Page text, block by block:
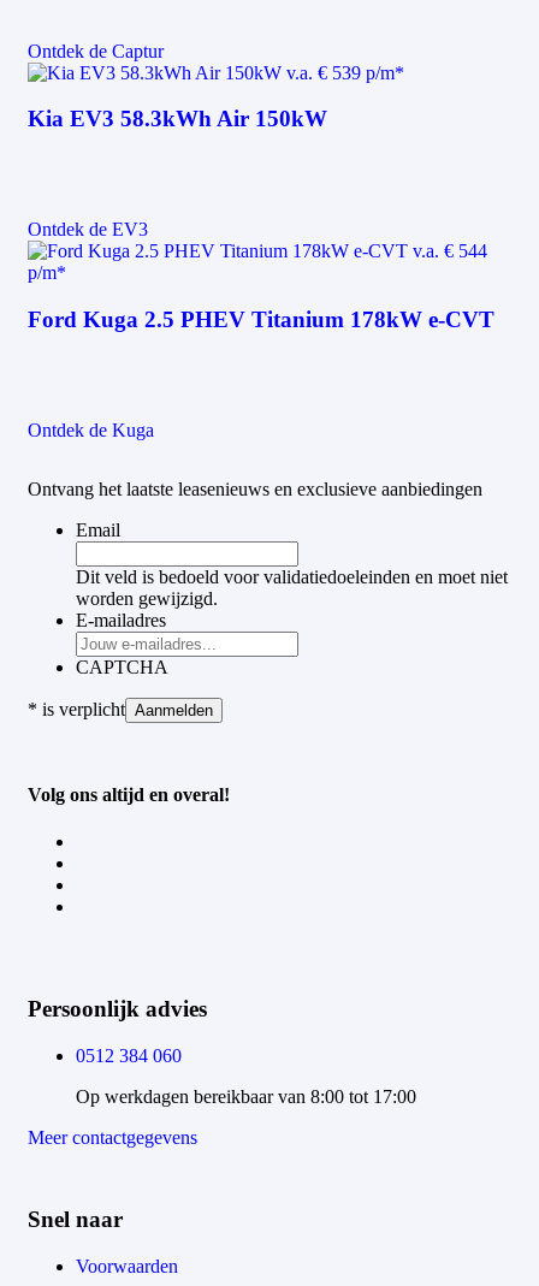
Ontdek de Captur
v.a. € 539 p/m*
Kia EV3 58.3kWh Air 150kW
Ontdek de EV3
v.a. € 544
p/m*
Ford Kuga 2.5 PHEV Titanium 178kW e-CVT
Ontdek de Kuga
Ontvang het laatste leasenieuws en exclusieve aanbiedingen
Email
Dit veld is bedoeld voor validatiedoeleinden en moet niet
worden gewijzigd.
E-mailadres
CAPTCHA
* is verplicht Aanmelden
Volg ons altijd en overal!
Persoonlijk advies
0512 384 060
Op werkdagen bereikbaar van 8:00 tot 17:00
Meer contactgegevens
Snel naar
Voorwaarden